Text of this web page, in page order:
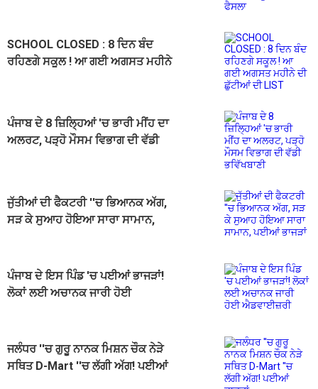
SCHOOL CLOSED : 8 ਦਿਨ ਬੰਦ
ਰਹਿਣਗੇ ਸਕੂਲ ! ਆ ਗਈ ਅਗਸਤ ਮਹੀਨੇ
ਪੰਜਾਬ ਦੇ 8 ਜ਼ਿਲ੍ਹਿਆਂ 'ਚ ਭਾਰੀ ਮੀਂਹ ਦਾ
ਅਲਰਟ, ਪੜ੍ਹੋ ਮੌਸਮ ਵਿਭਾਗ ਦੀ ਵੱਡੀ
ਜੁੱਤੀਆਂ ਦੀ ਫੈਕਟਰੀ ''ਚ ਭਿਆਨਕ ਅੱਗ,
ਸੜ ਕੇ ਸੁਆਹ ਹੋਇਆ ਸਾਰਾ ਸਾਮਾਨ,
ਪੰਜਾਬ ਦੇ ਇਸ ਪਿੰਡ 'ਚ ਪਈਆਂ ਭਾਜੜਾਂ!
ਲੋਕਾਂ ਲਈ ਅਚਾਨਕ ਜਾਰੀ ਹੋਈ
ਜਲੰਧਰ ''ਚ ਗੁਰੂ ਨਾਨਕ ਮਿਸ਼ਨ ਚੌਕ ਨੇੜੇ
ਸਥਿਤ D-Mart ''ਚ ਲੱਗੀ ਅੱਗ! ਪਈਆਂ